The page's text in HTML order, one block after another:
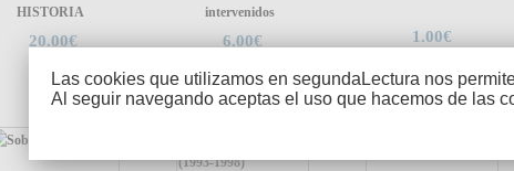
HISTORIA
20.00€
intervenidos
6.00€ 1.00€
Las cookies que utilizamos en segundaLectura nos
Al seguir navegando aceptas el uso que hacemos de las